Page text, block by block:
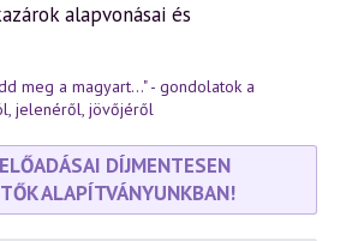
alapvonásai és
meg a magyart..." - gondolatok a
jelenéről, jövőjéről
DÍJMENTESEN
ALAPÍTVÁNYUNKBAN!